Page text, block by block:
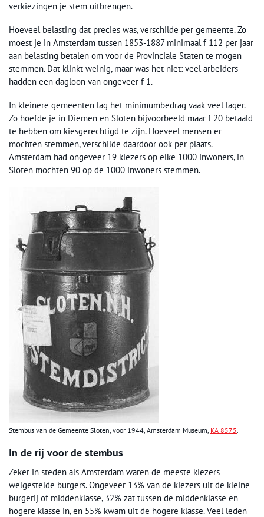
verkiezingen je stem uitbrengen.
Hoeveel belasting dat precies was, verschilde per gemeente. Zo
moest je in Amsterdam tussen 1853-1887 minimaal f 112 per jaar
aan belasting betalen om voor de Provinciale Staten te mogen
stemmen. Dat klinkt weinig, maar was het niet: veel arbeiders
hadden een dagloon van ongeveer f 1.
In kleinere gemeenten lag het minimumbedrag vaak veel lager.
Zo hoefde je in Diemen en Sloten bijvoorbeeld maar f 20 betaald
te hebben om kiesgerechtigd te zijn. Hoeveel mensen er
mochten stemmen, verschilde daardoor ook per plaats.
Amsterdam had ongeveer 19 kiezers op elke 1000 inwoners, in
Sloten mochten 90 op de 1000 inwoners stemmen.
Stembus van de Gemeente Sloten, voor 1944, Amsterdam Museum, KA 8575.
In de rij voor de stembus
Zeker in steden als Amsterdam waren de meeste kiezers
welgestelde burgers. Ongeveer 13% van de kiezers uit de kleine
burgerij of middenklasse, 32% zat tussen de middenklasse en
hogere klasse in, en 55% kwam uit de hogere klasse. Veel leden